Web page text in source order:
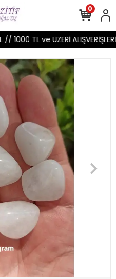
1000 TL ve ÜZERİ
0